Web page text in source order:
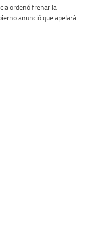
ordenó frenar la
anunció que apelará